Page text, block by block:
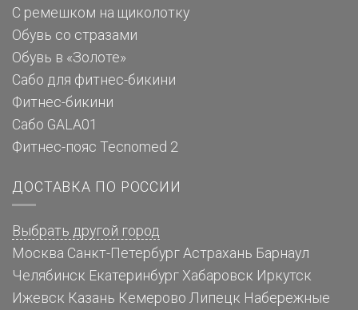
С ремешком на щиколотку
Обувь со стразами
Обувь в «Золоте»
Сабо для фитнес-бикини
Фитнес-бикини
Сабо GALA01
Фитнес-пояс Tecnomed 2
ДОСТАВКА ПО РОССИИ
Выбрать другой город
Москва Санкт-Петербург Астрахань Барнаул
Челябинск Екатеринбург Хабаровск Иркутск
Ижевск Казань Кемерово Липецк Набережные